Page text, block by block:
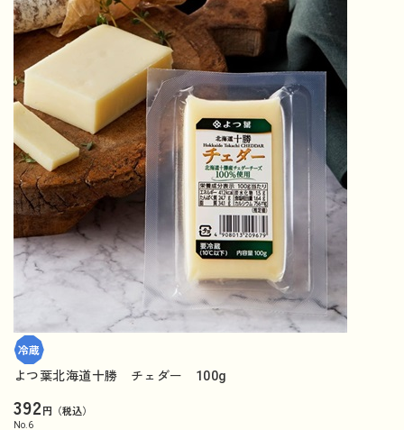
よつ葉北海道十勝 チェダー 100g
392円（税込）
No. 6